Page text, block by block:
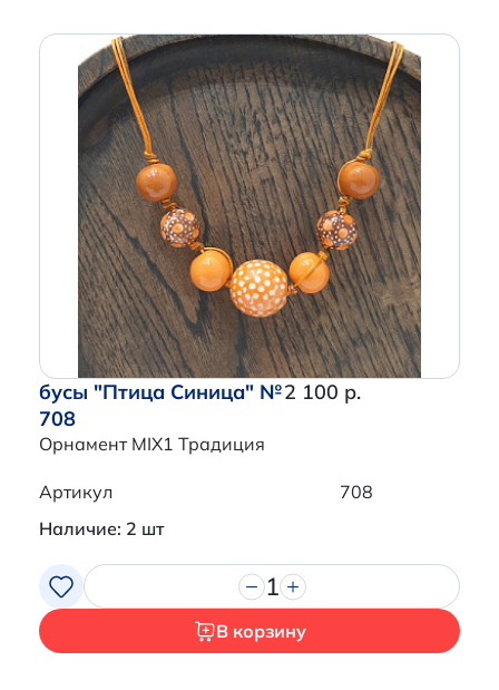
бусы "Птица Синица" №
708
Орнамент MIX1 Традиция
2 100 р.
Артикул
708
Наличие: 2 шт
1
В корзину